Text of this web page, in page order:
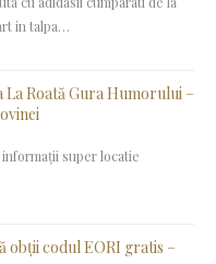
in talpa…
La Roată Gura Humorului –
super locatie
obții codul EORI gratis –